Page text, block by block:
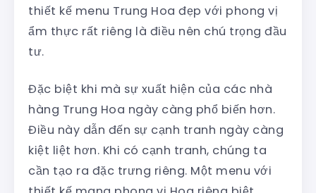
thiết kế menu Trung Hoa đẹp với phong vị
ẩm thực rất riêng là điều nên chú trọng đầu
tư.
Đặc biệt khi mà sự xuất hiện của các nhà
hàng Trung Hoa ngày càng phổ biến hơn.
Điều này dẫn đến sự cạnh tranh ngày càng
kiệt liệt hơn. Khi có cạnh tranh, chúng ta
cần tạo ra đặc trưng riêng. Một menu với